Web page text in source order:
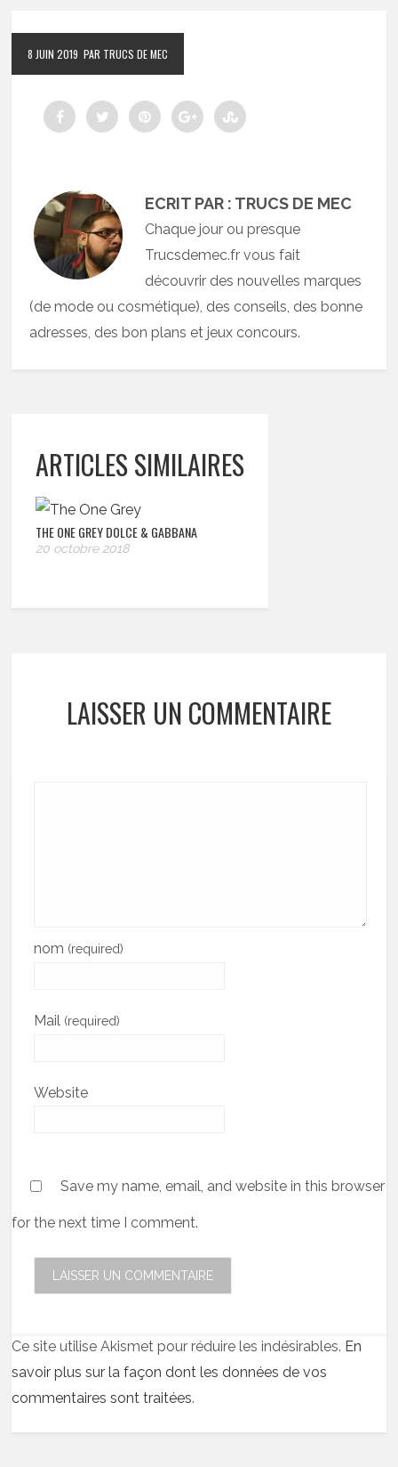
8 JUIN 2019 PAR TRUCS DE MEC
ECRIT PAR : TRUCS DE MEC
Chaque jour ou presque
Trucsdemec.fr vous fait
découvrir des nouvelles marques
(de mode ou cosmétique), des conseils, des bonne
adresses, des bon plans et jeux concours.
ARTICLES SIMILAIRES
THE ONE GREY DOLCE & GABBANA
20 octobre 2018
LAISSER UN COMMENTAIRE
nom (required)
Mail (required)
Website
Save my name, email, and website in this browser
for the next time I comment.
Ce site utilise Akismet pour réduire les indésirables. En
savoir plus sur la façon dont les données de vos
commentaires sont traitées.